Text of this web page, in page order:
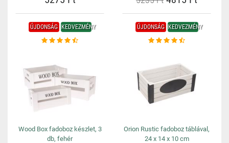
ÚJDONSÁG KEDVEZMÉNY
Wood Box fadoboz készlet, 3
db, fehér
ÚJDONSÁG KEDVEZMÉNY
Orion Rustic fadoboz táblával,
24 x 14 x 10 cm